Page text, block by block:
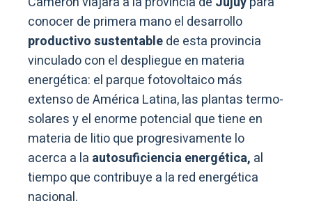
conocer de primera mano el desarrollo
productivo sustentablede esta provincia
vinculado con el despliegue en materia
energética: el parque fotovoltaico más
extenso de América Latina, las plantas termo-
solares y el enorme potencial que tiene en
materia de litio que progresivamente lo
acerca a la autosuficiencia energética, al
tiempo que contribuye a la red energética
nacional.